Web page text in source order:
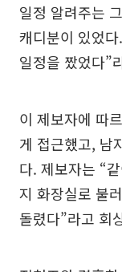
일정 알려주는
캐디분이 있었
일정을 짰었다”
이 제보자에 따
게 접근했고, 남
다. 제보자는 “
지 화장실로 불
돌렸다”라고 회